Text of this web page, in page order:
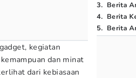
kegiatan
dan minat
dari kebiasaan
3. Berita
4. Berita
5. Berita